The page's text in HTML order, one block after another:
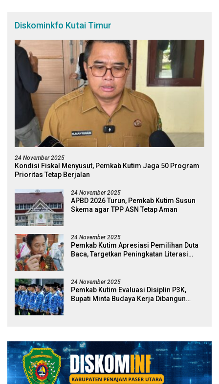
Diskominkfo Kutai Timur
24 November 2025
Kondisi Fiskal Menyusut, Pemkab Kutim Jaga 50 Program
Prioritas Tetap Berjalan
24 November 2025
APBD 2026 Turun, Pemkab Kutim Susun
Skema agar TPP ASN Tetap Aman
24 November 2025
Pemkab Kutim Apresiasi Pemilihan Duta
Baca, Targetkan Peningkatan Literasi
24 November 2025
Pemkab Kutim Evaluasi Disiplin P3K,
Bupati Minta Budaya Kerja Dibangun